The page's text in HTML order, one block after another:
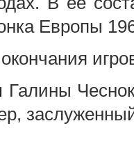
Европы